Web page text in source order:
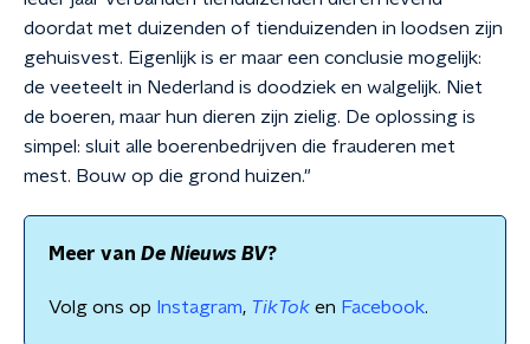
doordat met duizenden of tienduizenden in loodsen zijn
gehuisvest. Eigenlijk is er maar een conclusie mogelijk:
de veeteelt in Nederland is doodziek en walgelijk. Niet
de boeren, maar hun dieren zijn zielig. De oplossing is
simpel: sluit alle boerenbedrijven die frauderen met
mest. Bouw op die grond huizen."
Meer van De Nieuws BV?
Volg ons op Instagram, TikTok en Facebook.